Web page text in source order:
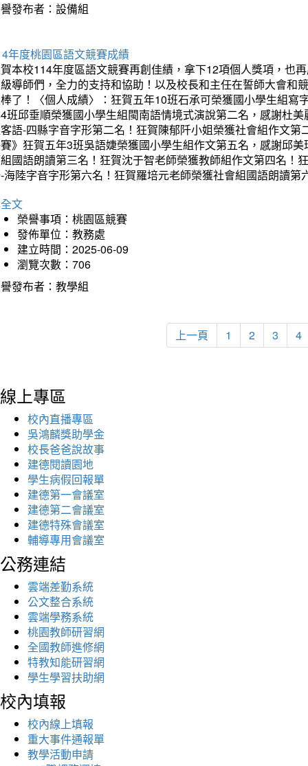
發布者：設備組
年度桃園區語文競賽成績
本校114年度區語文競賽再創佳績，拿下12項個人獎項，也
導師們，全力的支持和協助！以及校長和主任在誓師大會和
了！〈個人成績〉：狂賀五年10班石承可榮獲國小學生組
班邱垂順榮獲國小學生組閩南語情境式演說第二名，感謝杜
語-四縣字音字形第二名！狂賀陳郁阡小姐榮獲社會組作文
》狂賀五年3班吳語婕榮獲國小學生組作文第五名，感謝邱
國語朗讀第三名！狂賀沈于智老師榮獲教師組作文第四名！
海陸字音字形第六名！狂賀羅培元老師榮獲社會組國語朗讀
文
榮譽事項：桃園區競賽
發佈單位：教務處
建立時間：2025-06-09
瀏覽次數：706
發布者：教學組
上一頁 1 2 3 4
線上專區
校內直播專區
吳鴻麟獎助學金
校長爸爸說故事
建德閱讀園地
學生病假回報單
建德第一會議室
建德第二會議室
建德特殊會議室
輔導專用會議室
公務連結
雲端差勤系統
公文整合系統
雲端學務系統
桃園教師研習網
全國教師進修網
特教知能研習網
學生學習扶助網
校內填報
校內線上填報
重大事件通報單
教學活動申請